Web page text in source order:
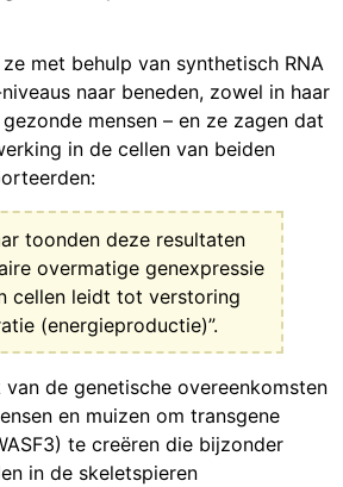
met behulp van synthetisch RNA
naar beneden, zowel in haar
mensen – en ze zagen dat
in de cellen van beiden
toonden deze resultaten
overmatige genexpressie
cellen leidt tot verstoring
(energieproductie)”.
de genetische overeenkomsten
en muizen om transgene
te creëren die bijzonder
in de skeletspieren